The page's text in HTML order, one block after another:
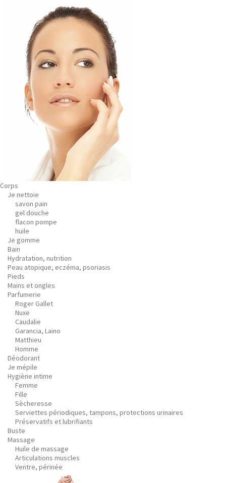
Corps
Je nettoie
savon pain
gel douche
flacon pompe
huile
Je gomme
Bain
Hydratation, nutrition
Peau atopique, eczéma, psoriasis
Pieds
Mains et ongles
Parfumerie
Roger Gallet
Nuxe
Caudalie
Garancia, Laino
Matthieu
Homme
Déodorant
Je mépile
Hygiène intime
Femme
Fille
Sècheresse
Serviettes périodiques, tampons, protections urinaires
Préservatifs et lubrifiants
Buste
Massage
Huile de massage
Articulations muscles
Ventre, périnée